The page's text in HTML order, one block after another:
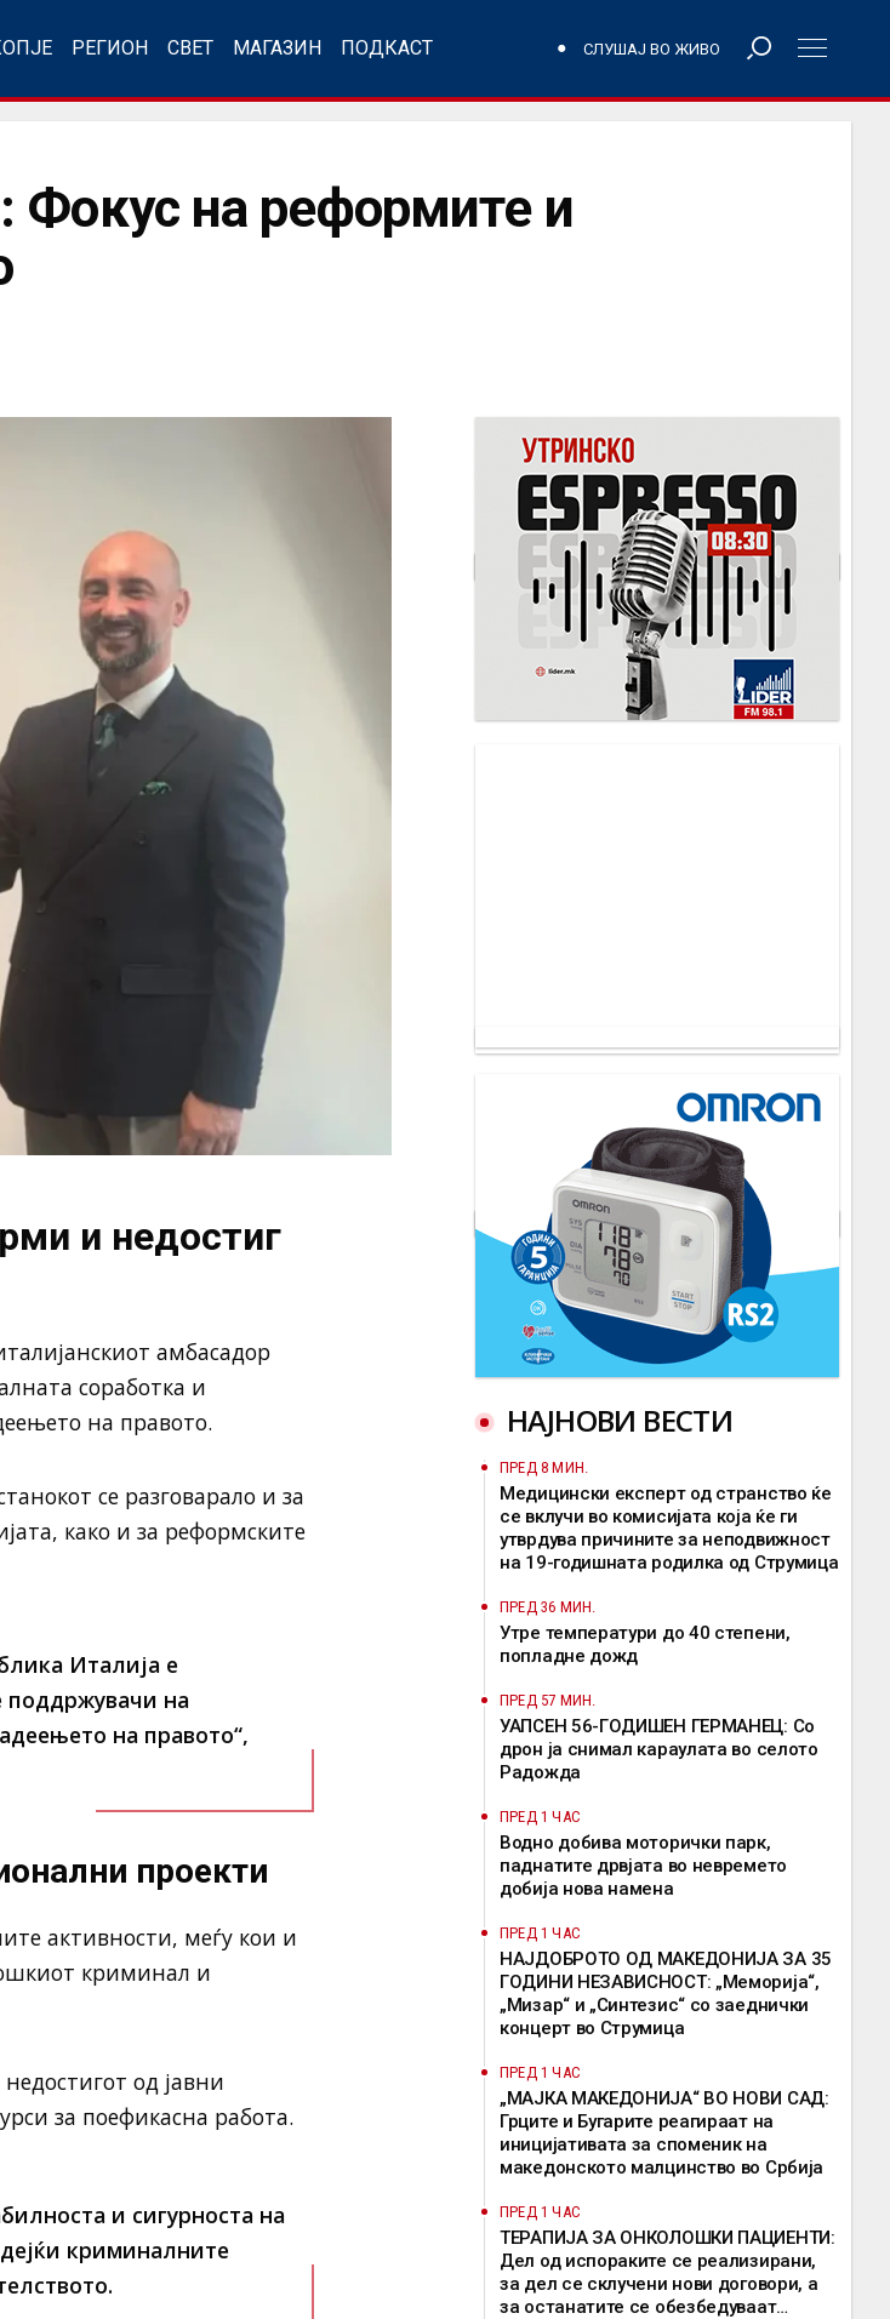
РЕГИОН СВЕТ МАГАЗИН ПОДКАСТ СЛУШАЈ ВО ЖИВО
Фокус на реформите и
и недостиг
амбасадор
соработка и
на правото.
се разговарало и за
како и за реформските
Италија е
поддржувачи на
на правото“,
проекти
активности, меѓу кои и
криминал и
од јавни
за поефикасна работа.
и сигурноста на
криминалните
НАЈНОВИ ВЕСТИ
ПРЕД 8 МИН.
Медицински експерт од странство ќе
се вклучи во комисијата која ќе ги
утврдува причините за неподвижност
на 19-годишната родилка од Струмица
ПРЕД 36 МИН.
Утре температури до 40 степени,
попладне дожд
ПРЕД 57 МИН.
УАПСЕН 56-ГОДИШЕН ГЕРМАНЕЦ: Со
дрон ја снимал караулата во селото
Радожда
ПРЕД 1 ЧАС
Водно добива моторички парк,
паднатите дрвјата во невремето
добија нова намена
ПРЕД 1 ЧАС
НАЈДОБРОТО ОД МАКЕДОНИЈА ЗА 35
ГОДИНИ НЕЗАВИСНОСТ: „Меморија“,
„Мизар“ и „Синтезис“ со заеднички
концерт во Струмица
ПРЕД 1 ЧАС
„МАЈКА МАКЕДОНИЈА“ ВО НОВИ САД:
Грците и Бугарите реагираат на
иницијативата за споменик на
македонското малцинство во Србија
ПРЕД 1 ЧАС
ТЕРАПИЈА ЗА ОНКОЛОШКИ ПАЦИЕНТИ:
Дел од испораките се реализирани,
за дел се склучени нови договори, а
за останатите се обезбедуваат